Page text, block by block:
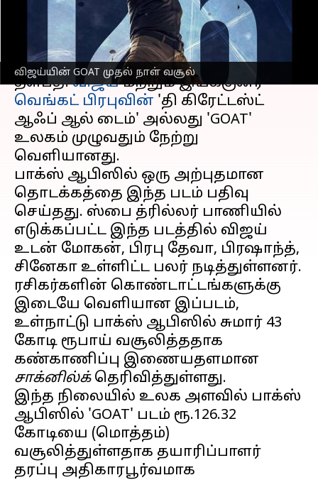
விஜய்யின் GOAT முதல் நாள் வசூல்
Venkatalakshmi V Sep 06, 2024 06:44 pm
செய்தி முன்னோட்டம்
தளபதிவிஜய்மற்றும் இயக்குனர்
வெங்கட் பிரபுவின் 'தி கிரேட்டஸ்ட்
ஆஃப் ஆல் டைம்' அல்லது 'GOAT'
உலகம் முழுவதும் நேற்று
வெளியானது.
பாக்ஸ் ஆபிஸில் ஒரு அற்புதமான
தொடக்கத்தை இந்த படம் பதிவு
செய்தது. ஸ்பை த்ரில்லர் பாணியில்
எடுக்கப்பட்ட இந்த படத்தில் விஜய்
உடன் மோகன், பிரபு தேவா, பிரஷாந்த்,
சினேகா உள்ளிட்ட பலர் நடித்துள்ளனர்.
ரசிகர்களின் கொண்டாட்டங்களுக்கு
இடையே வெளியான இப்படம்,
உள்நாட்டு பாக்ஸ் ஆபிஸில் சுமார் 43
கோடி ரூபாய் வசூலித்ததாக
கண்காணிப்பு இணையதளமான
சாக்னில்க்தெரிவித்துள்ளது.
இந்த நிலையில் உலக அளவில் பாக்ஸ்
ஆபிஸில் 'GOAT' படம் ரூ.126.32
கோடியை (மொத்தம்)
வசூலித்துள்ளதாக தயாரிப்பாளர்
தரப்பு அதிகாரபூர்வமாக